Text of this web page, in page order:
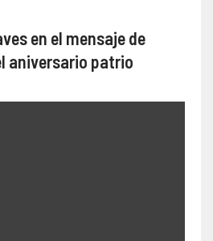
en el mensaje de
aniversario patrio